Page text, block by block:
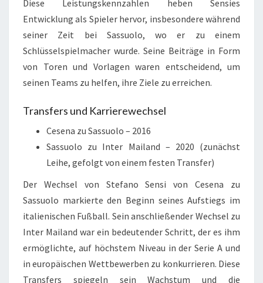
Diese Leistungskennzahlen heben Sensies
Entwicklung als Spieler hervor, insbesondere während
seiner Zeit bei Sassuolo, wo er zu einem
Schlüsselspielmacher wurde. Seine Beiträge in Form
von Toren und Vorlagen waren entscheidend, um
seinen Teams zu helfen, ihre Ziele zu erreichen.
Transfers und Karrierewechsel
Cesena zu Sassuolo – 2016
Sassuolo zu Inter Mailand – 2020 (zunächst
Leihe, gefolgt von einem festen Transfer)
Der Wechsel von Stefano Sensi von Cesena zu
Sassuolo markierte den Beginn seines Aufstiegs im
italienischen Fußball. Sein anschließender Wechsel zu
Inter Mailand war ein bedeutender Schritt, der es ihm
ermöglichte, auf höchstem Niveau in der Serie A und
in europäischen Wettbewerben zu konkurrieren. Diese
Transfers spiegeln sein Wachstum und die